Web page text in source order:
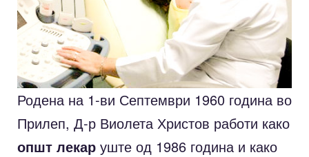
Родена на 1-ви Септември 1960 година во
Прилеп, Д-р Виолета Христов работи како
општ лекар уште од 1986 година и како